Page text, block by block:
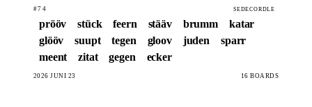
#74 SEDECORDLE
prööv stück feern stääv brumm
katar
glööv
suupt tegen gloov juden
sparr
meent
zitat gegen ecker
2026 JUNI 23 16 BOARDS